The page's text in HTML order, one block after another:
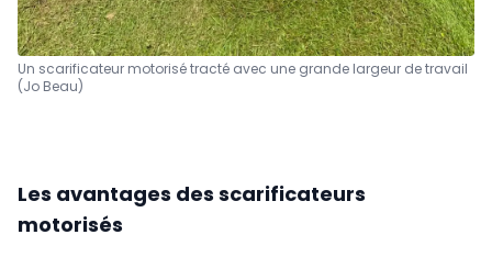
Un scarificateur motorisé tracté avec une grande largeur de travail
(Jo Beau)
Les avantages des scarificateurs
motorisés